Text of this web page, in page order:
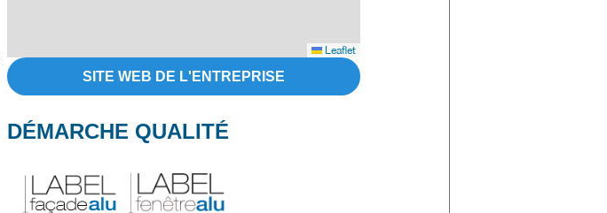
SITE WEB DE L'ENTREPRISE
Leaflet
DÉMARCHE QUALITÉ